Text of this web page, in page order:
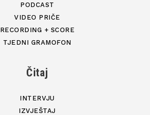
PODCAST
VIDEO PRIČE
RECORDING + SCORE
TJEDNI GRAMOFON
Čitaj
INTERVJU
IZVJEŠTAJ